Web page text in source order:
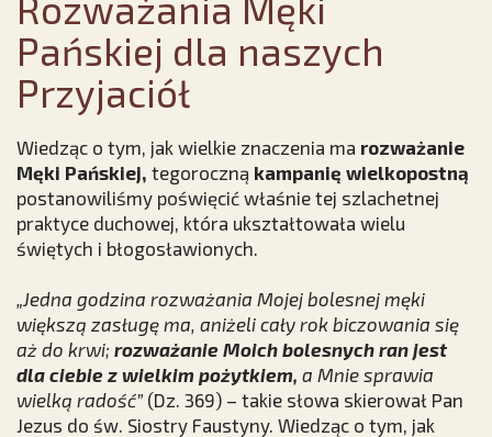
Pańskiej dla naszych
Przyjaciół
Wiedząc o tym, jak wielkie znaczenia ma rozważanie
Męki Pańskiej, tegoroczną kampanię wielkopostną
postanowiliśmy poświęcić właśnie tej szlachetnej
praktyce duchowej, która ukształtowała wielu
świętych i błogosławionych.
„Jedna godzina rozważania Mojej bolesnej męki
większą zasługę ma, aniżeli cały rok biczowania się
aż do krwi; rozważanie Moich bolesnych ran jest
dla ciebie z wielkim pożytkiem, a Mnie sprawia
wielką radość” (Dz. 369) – takie słowa skierował Pan
Jezus do św. Siostry Faustyny. Wiedząc o tym, jak